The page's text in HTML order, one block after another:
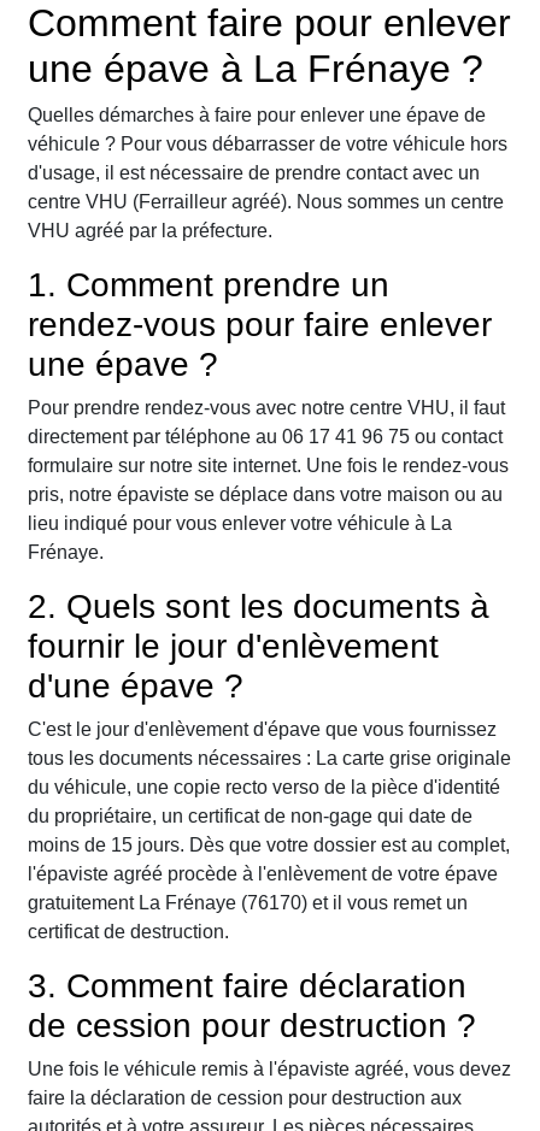
Comment faire pour enlever
une épave à La Frénaye ?
Quelles démarches à faire pour enlever une épave de
véhicule ? Pour vous débarrasser de votre véhicule hors
d'usage, il est nécessaire de prendre contact avec un
centre VHU (Ferrailleur agréé). Nous sommes un centre
VHU agréé par la préfecture.
1. Comment prendre un
rendez-vous pour faire enlever
une épave ?
Pour prendre rendez-vous avec notre centre VHU, il faut
directement par téléphone au 06 17 41 96 75 ou contact
formulaire sur notre site internet. Une fois le rendez-vous
pris, notre épaviste se déplace dans votre maison ou au
lieu indiqué pour vous enlever votre véhicule à La
Frénaye.
2. Quels sont les documents à
fournir le jour d'enlèvement
d'une épave ?
C'est le jour d'enlèvement d'épave que vous fournissez
tous les documents nécessaires : La carte grise originale
du véhicule, une copie recto verso de la pièce d'identité
du propriétaire, un certificat de non-gage qui date de
moins de 15 jours. Dès que votre dossier est au complet,
l'épaviste agréé procède à l'enlèvement de votre épave
gratuitement La Frénaye (76170) et il vous remet un
certificat de destruction.
3. Comment faire déclaration
de cession pour destruction ?
Une fois le véhicule remis à l'épaviste agréé, vous devez
faire la déclaration de cession pour destruction aux